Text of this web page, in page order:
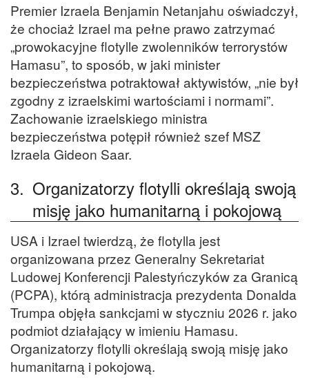
Premier Izraela Benjamin Netanjahu oświadczył,
że chociaż Izrael ma pełne prawo zatrzymać
„prowokacyjne flotylle zwolenników terrorystów
Hamasu”, to sposób, w jaki minister
bezpieczeństwa potraktował aktywistów, „nie był
zgodny z izraelskimi wartościami i normami”.
Zachowanie izraelskiego ministra
bezpieczeństwa potępił również szef MSZ
Izraela Gideon Saar.
3. Organizatorzy flotylli określają swoją
misję jako humanitarną i pokojową
USA i Izrael twierdzą, że flotylla jest
organizowana przez Generalny Sekretariat
Ludowej Konferencji Palestyńczyków za Granicą
(PCPA), którą administracja prezydenta Donalda
Trumpa objęła sankcjami w styczniu 2026 r. jako
podmiot działający w imieniu Hamasu.
Organizatorzy flotylli określają swoją misję jako
humanitarną i pokojową.